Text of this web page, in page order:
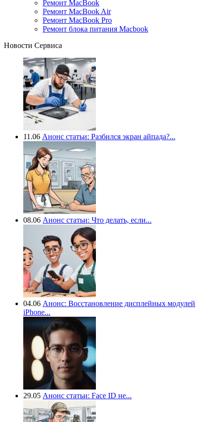
Ремонт MacBook
Ремонт MacBook Air
Ремонт MacBook Pro
Ремонт блока питания Macbook
Новости Сервиса
11.06 Анонс статьи: Разбился экран айпада?...
08.06 Анонс статьи: Что делать, если...
04.06 Анонс: Восстановление дисплейных модулей
iPhone...
29.05 Анонс статьи: Face ID не...